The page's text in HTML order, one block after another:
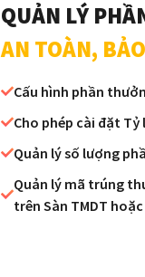
QUẢN LÝ
AN TOÀN,
Cấu hình phần
Cho phép cài đặt Tỷ
Quản lý số lượng
Quản lý mã trúng
trên Sàn TMDT